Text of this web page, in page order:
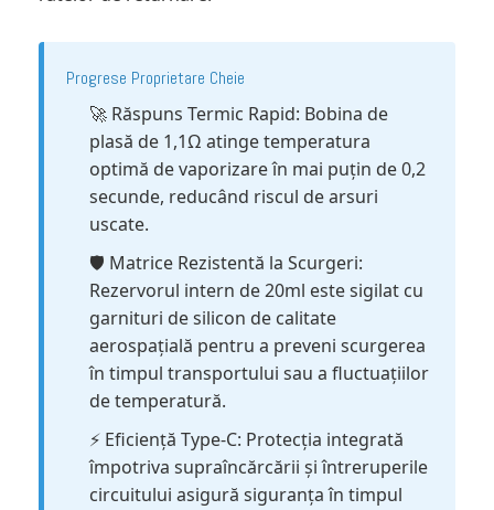
Progrese Proprietare Cheie
🚀 Răspuns Termic Rapid: Bobina de
plasă de 1,1Ω atinge temperatura
optimă de vaporizare în mai puțin de 0,2
secunde, reducând riscul de arsuri
uscate.
🛡️ Matrice Rezistentă la Scurgeri:
Rezervorul intern de 20ml este sigilat cu
garnituri de silicon de calitate
aerospațială pentru a preveni scurgerea
în timpul transportului sau a fluctuațiilor
de temperatură.
⚡️ Eficiență Type-C: Protecția integrată
împotriva supraîncărcării și întreruperile
circuitului asigură siguranța în timpul